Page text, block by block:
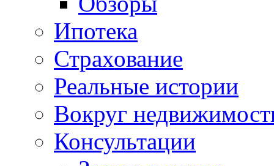
Ипотека
Страхование
Реальные истории
Вокруг
Консультации